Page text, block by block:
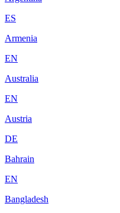
ES
Armenia
EN
Australia
EN
Austria
DE
Bahrain
EN
Bangladesh